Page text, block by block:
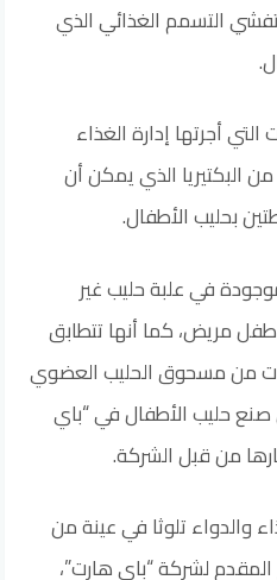
التسمم الغذائي الذي
أجرتها إدارة الغذاء
البكتيريا الذي يمكن أن
بحليب الأطفال.
في علبة حليب غير
مريض، كما أنها تتطابق
من مسحوق الحليب العضوي
حليب الأطفال في “باي
من قبل الشركة.
والدواء تلوثا في عينة من
لشركة “باي هارت”،